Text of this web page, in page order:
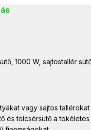
1000 W, sajtostallér
vagy sajtos tallérokat
és tölcsérsütő a tökéletes